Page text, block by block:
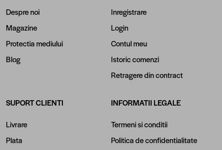
Despre noi
Magazine
Protectia mediului
Blog
Inregistrare
Login
Contul meu
Istoric comenzi
Retragere din contract
SUPORT CLIENTI
Livrare
Plata
INFORMATII LEGALE
Termeni si conditii
Politica de confidentialitate